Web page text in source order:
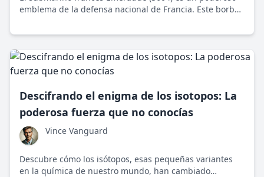
emblema de la defensa nacional de Francia. Este borbón
asegurando el equilibrio de poder internacional.
Descifrando el enigma de los isotopos: La
poderosa fuerza que no conocías
Vince Vanguard
Descubre cómo los isótopos, esas pequeñas variantes
en la química de nuestro mundo, han cambiado